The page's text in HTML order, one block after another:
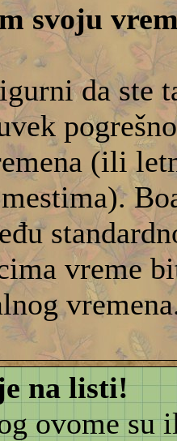
svoju
da ste
(ili
vreme
na listi!
ovome